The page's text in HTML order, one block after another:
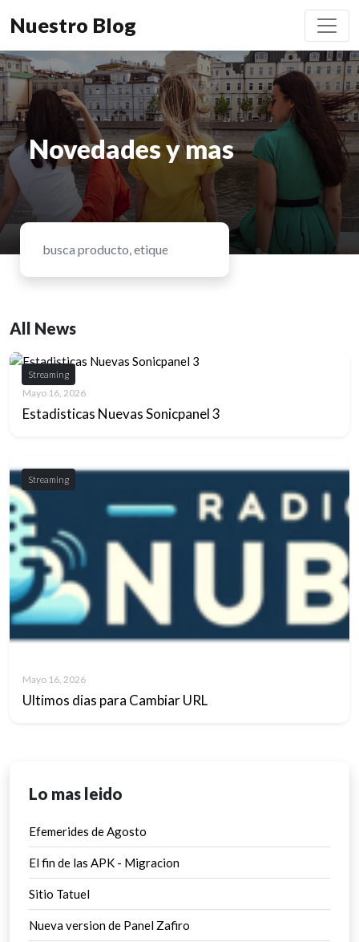
Nuestro Blog
Novedades y mas
All News
Streaming
Mayo 16, 2026
Estadisticas Nuevas Sonicpanel 3
Streaming
Mayo 16, 2026
Ultimos dias para Cambiar URL
Lo mas leido
Efemerides de Agosto
El fin de las APK - Migracion
Sitio Tatuel
Nueva version de Panel Zafiro